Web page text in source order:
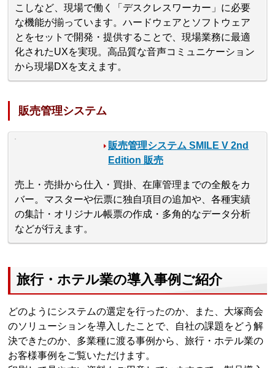
こしなど、現場で働く「デスクレスワーカー」に必要
な機能が揃っています。ハードウェアとソフトウェア
とをセットで開発・提供することで、現場業務に最適
化されたUXを実現。高品質な音声コミュニケーション
から現場DXを支えます。
販売管理システム
販売管理システム SMILE V 2nd
Edition 販売
売上・売掛から仕入・買掛、在庫管理までの全般をカ
バー。マスターや伝票に独自項目の追加や、各種実績
の集計・オリジナル帳票の作成・多角的なデータ分析
などが行えます。
旅行・ホテル業の導入事例ご紹介
どのようにシステムの選定を行ったのか、また、大塚商会
のソリューションを導入したことで、自社の課題をどう解
決できたのか、多業種に渡る事例から、旅行・ホテル業の
お客様事例をご覧いただけます。